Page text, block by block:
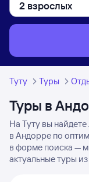
Туту Туры
Туры в
На Туту вы
в Андорре по
в форме поиска —
актуальные туры